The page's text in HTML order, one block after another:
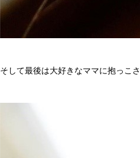
そして最後は大好きなママに抱っこ